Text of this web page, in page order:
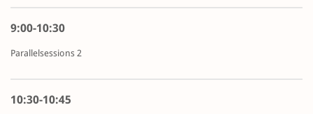
9:00-10:30
Parallelsessions 2
10:30-10:45